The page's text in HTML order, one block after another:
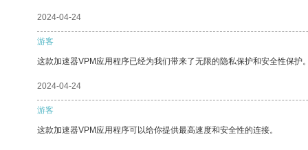
2024-04-24
游客
这款加速器VPM应用程序已经为我们带来了无限的隐私保护和安全性保护
2024-04-24
游客
这款加速器VPM应用程序可以给你提供最高速度和安全性的连接。